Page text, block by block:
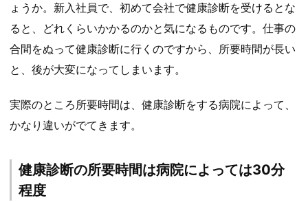
ょうか。新入社員で、初めて会社で健康診断を受けるとな
ると、どれくらいかかるのかと気になるものです。仕事の
合間をぬって健康診断に行くのですから、所要時間が長い
と、後が大変になってしまいます。
実際のところ所要時間は、健康診断をする病院によって、
かなり違いがでてきます。
健康診断の所要時間は病院によっては30分
程度